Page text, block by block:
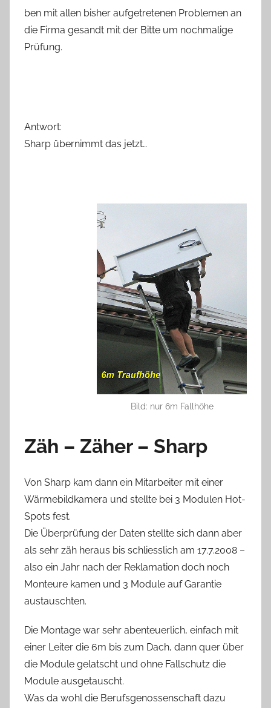
ben mit allen bisher aufgetretenen Problemen an
die Firma gesandt mit der Bitte um nochmalige
Prüfung.
Antwort:
Sharp übernimmt das jetzt…
Bild: nur 6m Fallhöhe
Zäh – Zäher – Sharp
Von Sharp kam dann ein Mitarbeiter mit einer
Wärmebildkamera und stellte bei 3 Modulen Hot-
Spots fest.
Die Überprüfung der Daten stellte sich dann aber
als sehr zäh heraus bis schliesslich am 17.7.2008 –
also ein Jahr nach der Reklamation doch noch
Monteure kamen und 3 Module auf Garantie
austauschten.
Die Montage war sehr abenteuerlich, einfach mit
einer Leiter die 6m bis zum Dach, dann quer über
die Module gelatscht und ohne Fallschutz die
Module ausgetauscht.
Was da wohl die Berufsgenossenschaft dazu